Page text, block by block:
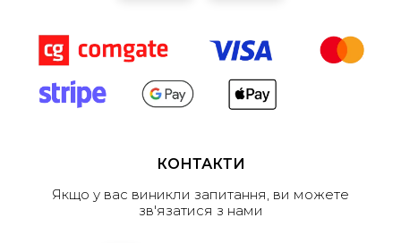
КОНТАКТИ
Якщо у вас виникли запитання, ви можете
зв'язатися з нами